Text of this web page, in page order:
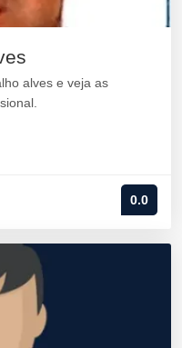
alves e veja as
0.0